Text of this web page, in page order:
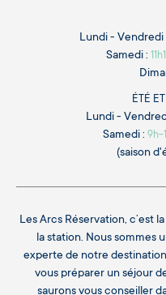
Lundi - Vendredi
Samedi :
ÉTÉ
Lundi -
Samedi : 9h-
(saison
Les Arcs Réservation, c’est
la station. Nous sommes
experte de notre
vous préparer un séjour
saurons vous conseiller